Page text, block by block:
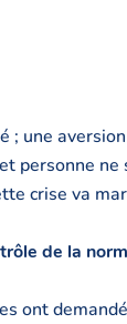
; une
personne ne
crise va
de la
ont